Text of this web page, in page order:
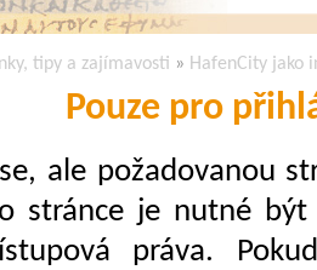
tipy a zajímavosti » HafenCity jako
Pouze pro
ale požadovanou
stránce je nutné
práva.